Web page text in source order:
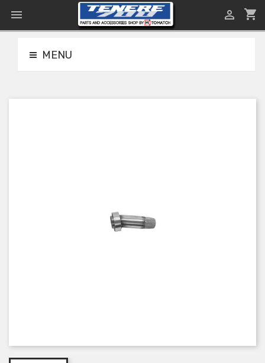
 shopping_cart

MENU